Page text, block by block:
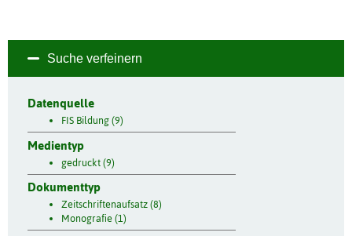
Suche verfeinern
Datenquelle
FIS Bildung (9)
Medientyp
gedruckt (9)
Dokumenttyp
Zeitschriftenaufsatz (8)
Monografie (1)